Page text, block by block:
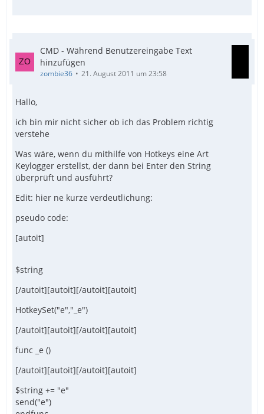
CMD - Während Benutzereingabe Text
hinzufügen
zombie36 21. August 2011 um 23:58
Hallo,
ich bin mir nicht sicher ob ich das Problem richtig
verstehe
Was wäre, wenn du mithilfe von Hotkeys eine Art
Keylogger erstellst, der dann bei Enter den String
überprüft und ausführt?
Edit: hier ne kurze verdeutlichung:
pseudo code:
[autoit]
$string
[/autoit][autoit][/autoit][autoit]
HotkeySet("e","_e")
[/autoit][autoit][/autoit][autoit]
func _e ()
[/autoit][autoit][/autoit][autoit]
$string += "e"
send("e")